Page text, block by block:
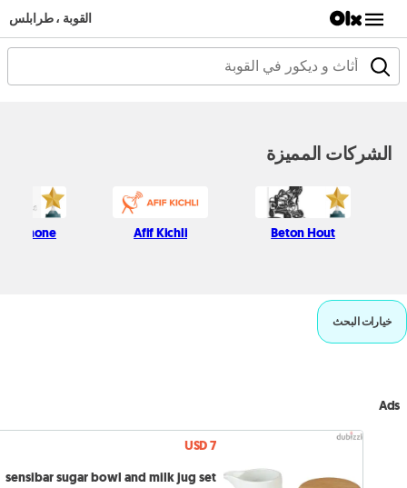
القوبة ، طرابلس
الشركات المميزة
Beton Hout
Afif Kichli
Phone
خيارات البحث
Ads
USD 7
sensibar sugar bowl and milk jug set